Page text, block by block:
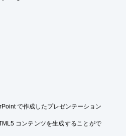
で作成したプレゼンテーション
コンテンツを生成することがで